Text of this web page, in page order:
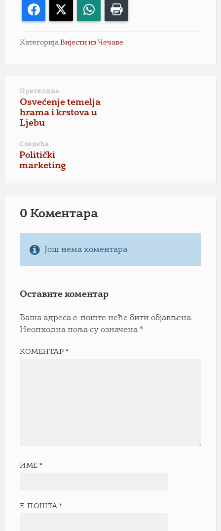
Facebook WhatsApp
Категорија Вијести из Чечаве
Претходна
Osvećenje temelja
hrama i krstova u
Ljebu
Следећа
Politički
marketing
0 Коментарa
Још нема коментара
Оставите коментар
Ваша адреса е-поште неће бити објављена.
Неопходна поља су означена *
КОМЕНТАР*
ИМЕ*
Е-ПОШТА*